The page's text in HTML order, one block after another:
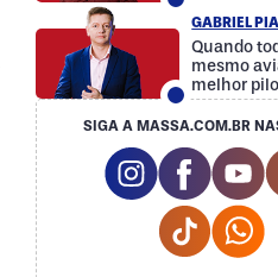
GABRIEL
Quando
mesmo
melhor
SIGA A MASSA.COM.BR
Instagram
Tiktok